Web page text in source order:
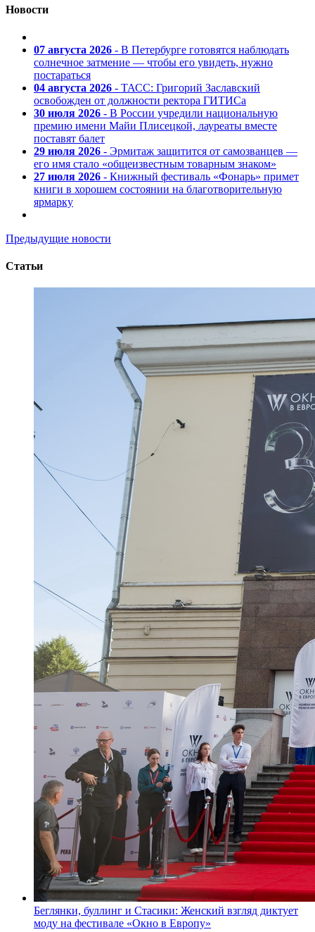
Новости
07 августа 2026 - В Петербурге готовятся наблюдать
солнечное затмение — чтобы его увидеть, нужно
постараться
04 августа 2026 - ТАСС: Григорий Заславский
освобожден от должности ректора ГИТИСа
30 июля 2026 - В России учредили национальную
премию имени Майи Плисецкой, лауреаты вместе
поставят балет
29 июля 2026 - Эрмитаж защитится от самозванцев —
его имя стало «общеизвестным товарным знаком»
27 июля 2026 - Книжный фестиваль «Фонарь» примет
книги в хорошем состоянии на благотворительную
ярмарку
Предыдущие новости
Статьи
Беглянки, буллинг и Стасики: Женский взгляд диктует
моду на фестивале «Окно в Европу»